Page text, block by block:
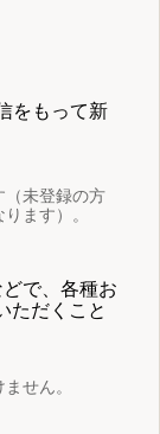
をもって新
未登録の方
ます）。
で、各種お
ただくこと
せん。